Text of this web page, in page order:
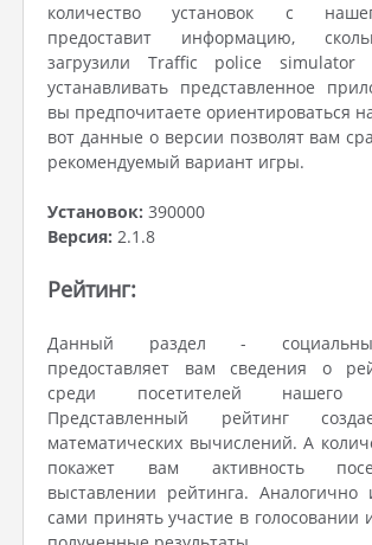
количество установок с
предоставит информацию,
загрузили Traffic police
устанавливать представленное
вы предпочитаете ориентироваться
вот данные о версии позволят вам
рекомендуемый вариант игры.
Установок: 390000
Версия: 2.1.8
Рейтинг:
Данный раздел -
предоставляет вам сведения о
среди посетителей нашего
Представленный рейтинг
математических вычислений. А
покажет вам активность
выставлении рейтинга.
сами принять участие в голосовании